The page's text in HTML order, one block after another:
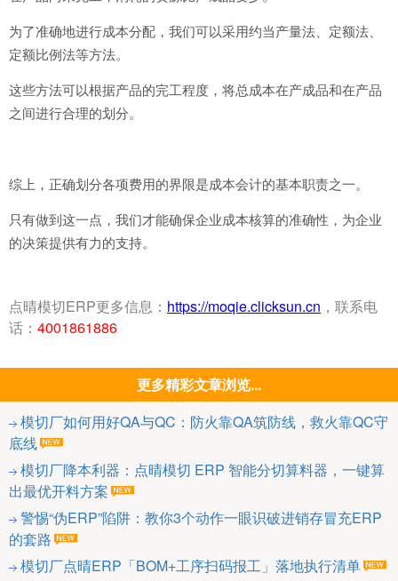
为了准确地进行成本分配，我们可以采用约当产量法、定额法、
定额比例法等方法。
这些方法可以根据产品的完工程度，将总成本在产成品和在产品
之间进行合理的划分。
综上，正确划分各项费用的界限是成本会计的基本职责之一。
只有做到这一点，我们才能确保企业成本核算的准确性，为企业
的决策提供有力的支持。
点晴模切ERP更多信息： https://moqie.clicksun.cn ，联系电
话： 4001861886
更多精彩文章浏览...
模切厂如何用好QA与QC：防火靠QA筑防线，救火靠QC守
底线
模切厂降本利器：点晴模切 ERP 智能分切算料器，一键算
出最优开料方案
警惕“伪ERP”陷阱：教你3个动作一眼识破进销存冒充ERP
的套路
模切厂点晴ERP「BOM+工序扫码报工」落地执行清单